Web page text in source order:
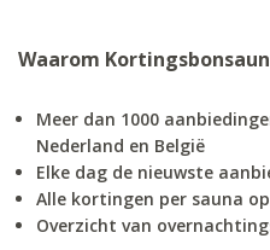
Waarom
Meer dan 1000
Nederland en België
Elke dag de nieuwste
Alle kortingen per sauna
Overzicht van